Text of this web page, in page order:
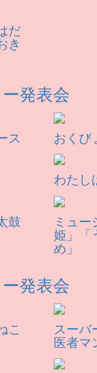
だ
き
発表会
ス おくび
わたし
鼓 ミュー
姫」「
め」
発表会
こ スーバ
医者マ